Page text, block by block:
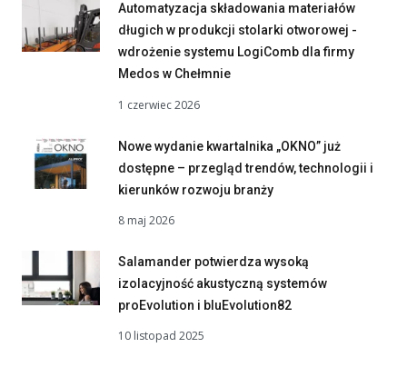
Automatyzacja składowania materiałów
długich w produkcji stolarki otworowej -
wdrożenie systemu LogiComb dla firmy
Medos w Chełmnie
1 czerwiec 2026
Nowe wydanie kwartalnika „OKNO” już
dostępne – przegląd trendów, technologii i
kierunków rozwoju branży
8 maj 2026
Salamander potwierdza wysoką
izolacyjność akustyczną systemów
proEvolution i bluEvolution82
10 listopad 2025